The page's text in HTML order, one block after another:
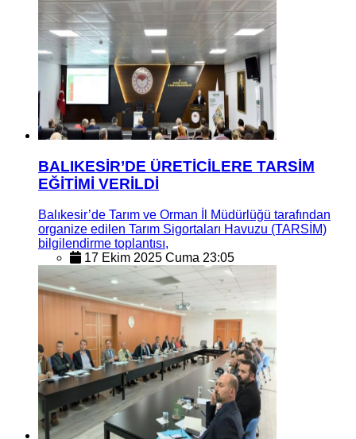
BALIKESİR’DE ÜRETİCİLERE TARSİM
EĞİTİMİ VERİLDİ
Balıkesir’de Tarım ve Orman İl Müdürlüğü tarafından
organize edilen Tarım Sigortaları Havuzu (TARSİM)
bilgilendirme toplantısı,
17 Ekim 2025 Cuma 23:05